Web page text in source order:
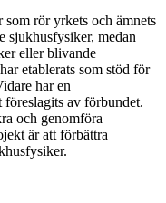
rör yrkets och ämnets
sjukhusfysiker, medan
eller blivande
etablerats som stöd för
har en
föreslagits av förbundet.
och genomföra
är att förbättra